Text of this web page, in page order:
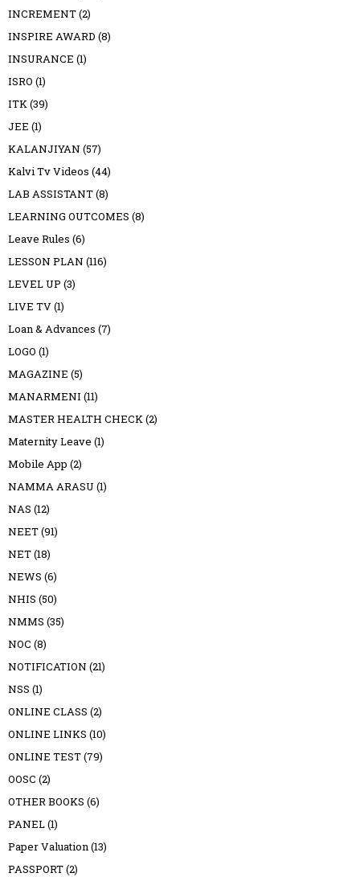
INCREMENT(2)
INSPIRE AWARD (8)
INSURANCE (1)
ISRO (1)
ITK(39)
JEE (1)
KALANJIYAN (57)
Kalvi Tv Videos (44)
LAB ASSISTANT(8)
LEARNING OUTCOMES (8)
Leave Rules (6)
LESSON PLAN (116)
LEVEL UP (3)
LIVE TV(1)
Loan & Advances (7)
LOGO (1)
MAGAZINE (5)
MANARMENI (11)
MASTER HEALTH CHECK(2)
Maternity Leave (1)
Mobile App (2)
NAMMA ARASU (1)
NAS (12)
NEET(91)
NET(18)
NEWS (6)
NHIS (50)
NMMS (35)
NOC (8)
NOTIFICATION (21)
NSS (1)
ONLINE CLASS (2)
ONLINE LINKS (10)
ONLINE TEST(79)
OOSC (2)
OTHER BOOKS (6)
PANEL(1)
Paper Valuation(13)
PASSPORT(2)